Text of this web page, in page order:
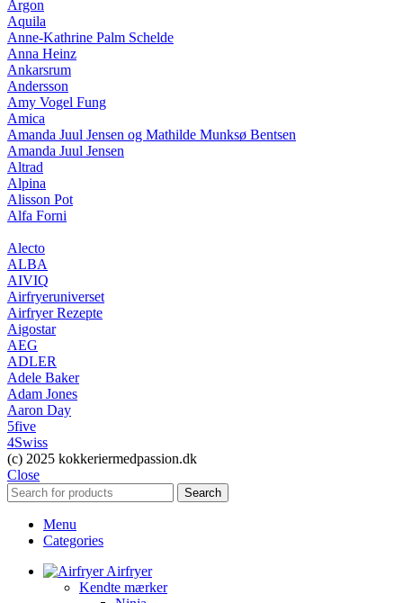
Argon
Aquila
Anne-Kathrine Palm Schelde
Anna Heinz
Ankarsrum
Andersson
Amy Vogel Fung
Amica
Amanda Juul Jensen og Mathilde Munksø Bentsen
Amanda Juul Jensen
Altrad
Alpina
Alisson Pot
Alfa Forni
Alecto
ALBA
AIVIQ
Airfryeruniverset
Airfryer Rezepte
Aigostar
AEG
ADLER
Adele Baker
Adam Jones
Aaron Day
5five
4Swiss
(c) 2025 kokkeriermedpassion.dk
Close
Search
Menu
Categories
Airfryer
Kendte mærker